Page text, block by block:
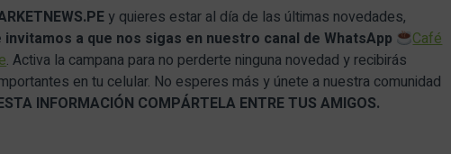
y quieres estar al día de las últimas novedades,
invitamos a que nos sigas en nuestro canal de WhatsApp
Café
. Activa la campana para no perderte ninguna novedad y recibirás
en tu celular. No esperes más y únete a nuestra comunidad
INFORMACIÓN COMPÁRTELA ENTRE TUS AMIGOS.